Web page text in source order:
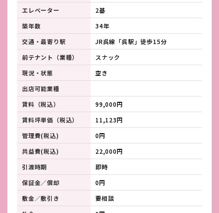
エレベーター
2基
築年数
34年
交通・最寄り駅
JR呉線「呉駅」徒歩15分
前テナント（業種）
スナック
現況・状態
空き
出店可能業種
賃料（税込）
99,000円
賃料坪単価（税込）
11,123円
管理費(税込)
0円
共益費(税込)
22,000円
引渡時期
即時
保証金／償却
0円
敷金／敷引き
要相談